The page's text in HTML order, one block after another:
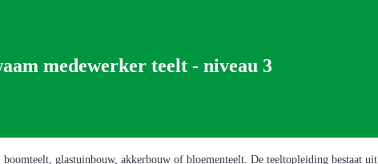
medewerker teelt - niveau 3
glastuinbouw, akkerbouw of bloementeelt. De teeltopleiding bestaat uit